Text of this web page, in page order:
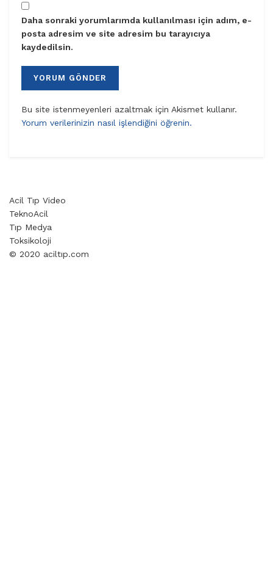
Daha sonraki yorumlarımda kullanılması için adım, e-
posta adresim ve site adresim bu tarayıcıya
kaydedilsin.
Bu site istenmeyenleri azaltmak için Akismet kullanır.
Yorum verilerinizin nasıl işlendiğini öğrenin.
Acil Tıp Video
TeknoAcil
Tıp Medya
Toksikoloji
© 2020 aciltıp.com